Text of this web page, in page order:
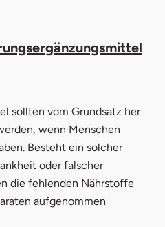
sollten vom Grundsatz her
wenn Menschen
Besteht ein solcher
oder falscher
die fehlenden Nährstoffe
aufgenommen